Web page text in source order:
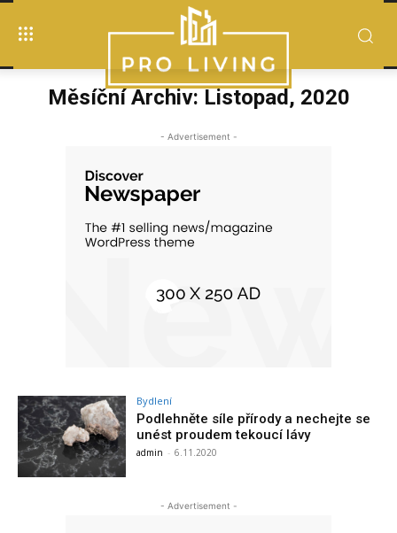
Měsíční Archiv: Listopad, 2020
- Advertisement -
Bydlení
Podlehněte síle přírody a nechejte se
unést proudem tekoucí lávy
admin - 6.11.2020
- Advertisement -